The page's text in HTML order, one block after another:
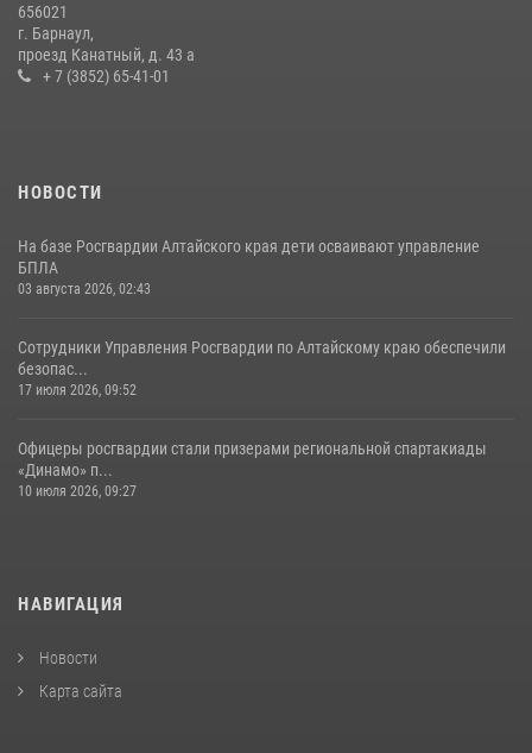
656021
г. Барнаул,
проезд Канатный, д. 43 а
+ 7 (3852) 65-41-01
НОВОСТИ
На базе Росгвардии Алтайского края дети осваивают управление
БПЛА
03 августа 2026, 02:43
Сотрудники Управления Росгвардии по Алтайскому краю обеспечили
безопас...
17 июля 2026, 09:52
Офицеры росгвардии стали призерами региональной спартакиады
«Динамо» п...
10 июля 2026, 09:27
НАВИГАЦИЯ
Новости
Карта сайта